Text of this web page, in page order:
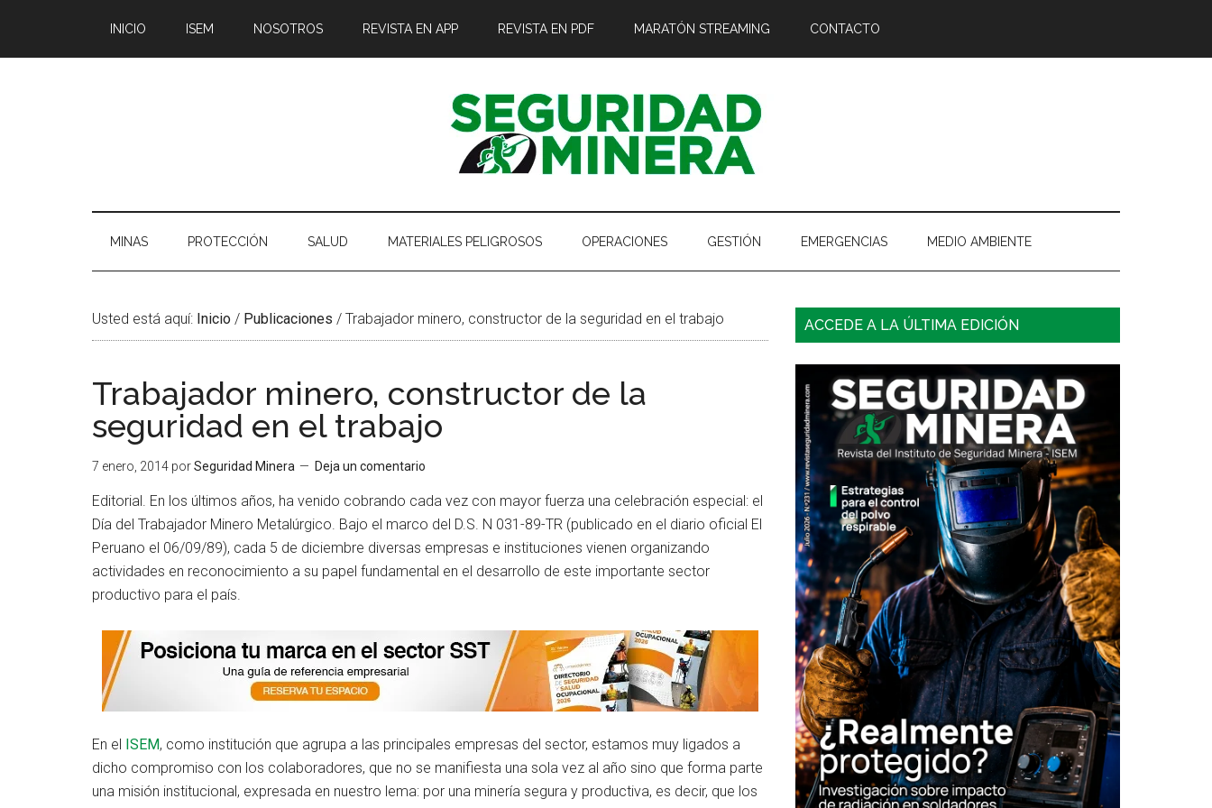
contenido
secondary
la
pie
INICIO ISEM NOSOTROS REVISTA EN APP REVISTA EN PDF MARATÓN STREAMING CONTACTO
MINAS PROTECCIÓN SALUD MATERIALES PELIGROSOS OPERACIONES GESTIÓN EMERGENCIAS MEDIO AMBIENTE
Usted está aquí: Inicio / Publicaciones / Trabajador minero, constructor de la seguridad en el trabajo
Trabajador minero, constructor de la
seguridad en el trabajo
7 enero, 2014 porSeguridad Minera Deja un comentario
Editorial. En los últimos años, ha venido cobrando cada vez con mayor fuerza una celebración especial: el
Día del Trabajador Minero Metalúrgico. Bajo el marco del D.S. N 031-89-TR (publicado en el diario oficial El
Peruano el 06/09/89), cada 5 de diciembre diversas empresas e instituciones vienen organizando
actividades en reconocimiento a su papel fundamental en el desarrollo de este importante sector
productivo para el país.
En el ISEM, como institución que agrupa a las principales empresas del sector, estamos muy ligados a
dicho compromiso con los colaboradores, que no se manifiesta una sola vez al año sino que forma parte
una misión institucional, expresada en nuestro lema: por una minería segura y productiva, es decir, que los
Barra
principal
ACCEDE A LA ÚLTIMA EDICIÓN